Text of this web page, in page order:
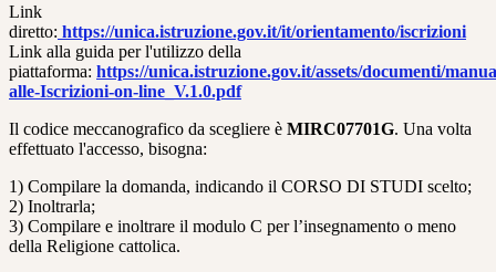
Link
diretto: https://unica.istruzione.gov.it/it/orientamento/iscrizioni
Link alla guida per l'utilizzo della
piattaforma: https://unica.istruzione.gov.it/assets/documenti/
alle-Iscrizioni-on-line_V.1.0.pdf
Il codice meccanografico da scegliere è MIRC07701G. Una volta
effettuato l'accesso, bisogna:
1) Compilare la domanda, indicando il CORSO DI STUDI scelto;
2) Inoltrarla;
3) Compilare e inoltrare il modulo C per l’insegnamento o meno
della Religione cattolica.